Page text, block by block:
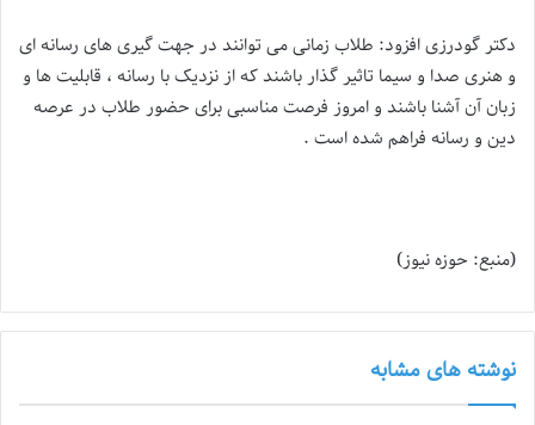
دکتر گودرزی افزود: طلاب زمانی می توانند در جهت گیری های رسانه ای
و هنری صدا و سیما تاثیر گذار باشند که از نزدیک با رسانه ، قابلیت ها و
زبان آن آشنا باشند و امروز فرصت مناسبی برای حضور طلاب در عرصه
دین و رسانه فراهم شده است .
(منبع: حوزه نیوز)
نوشته های مشابه